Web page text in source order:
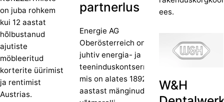
ees.
on juba rohkem
kui 12 aastat
hõlbustanud
ajutiste
möbleeritud
korterite üürimist
ja rentimist
Austrias.
partnerlus
Energie AG
Oberösterreich on
juhtiv energia- ja
teeninduskontsern,
mis on alates 1892.
aastast mänginud
W&H